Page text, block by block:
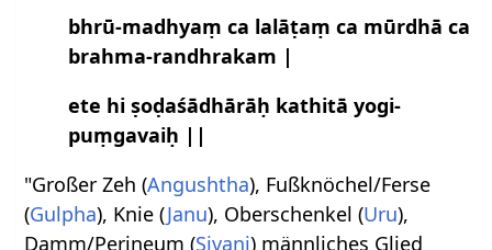
bhrū-madhyaṃ ca lalāṭaṃ ca mūrdhā ca
brahma-randhrakam |
ete hi ṣoḍaśādhārāḥ kathitā yogi-
puṃgavaiḥ ||
"Großer Zeh (Angushtha), Fußknöchel/Ferse
(Gulpha), Knie (Janu), Oberschenkel (Uru),
Damm/Perineum (Sivani) männliches Glied